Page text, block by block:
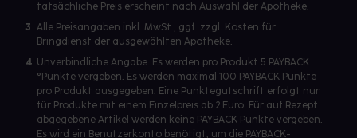
tatsächliche Preis erscheint nach Auswahl der Apotheke.
3 Alle Preisangaben inkl. MwSt., ggf. zzgl. Kosten für
Bringdienst der ausgewählten Apotheke.
4 Unverbindliche Angabe. Es werden pro Produkt 5 PAYBACK
°Punkte vergeben. Es werden maximal 100 PAYBACK Punkte
pro Produkt ausgegeben. Eine Punktegutschrift erfolgt nur
für Produkte mit einem Einzelpreis ab 2 Euro. Für auf Rezept
abgegebene Artikel werden keine PAYBACK Punkte vergeben.
Es wird ein Benutzerkonto benötigt, um die PAYBACK-